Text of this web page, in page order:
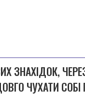
ЗНАХІДОК,
ЧУХАТИ